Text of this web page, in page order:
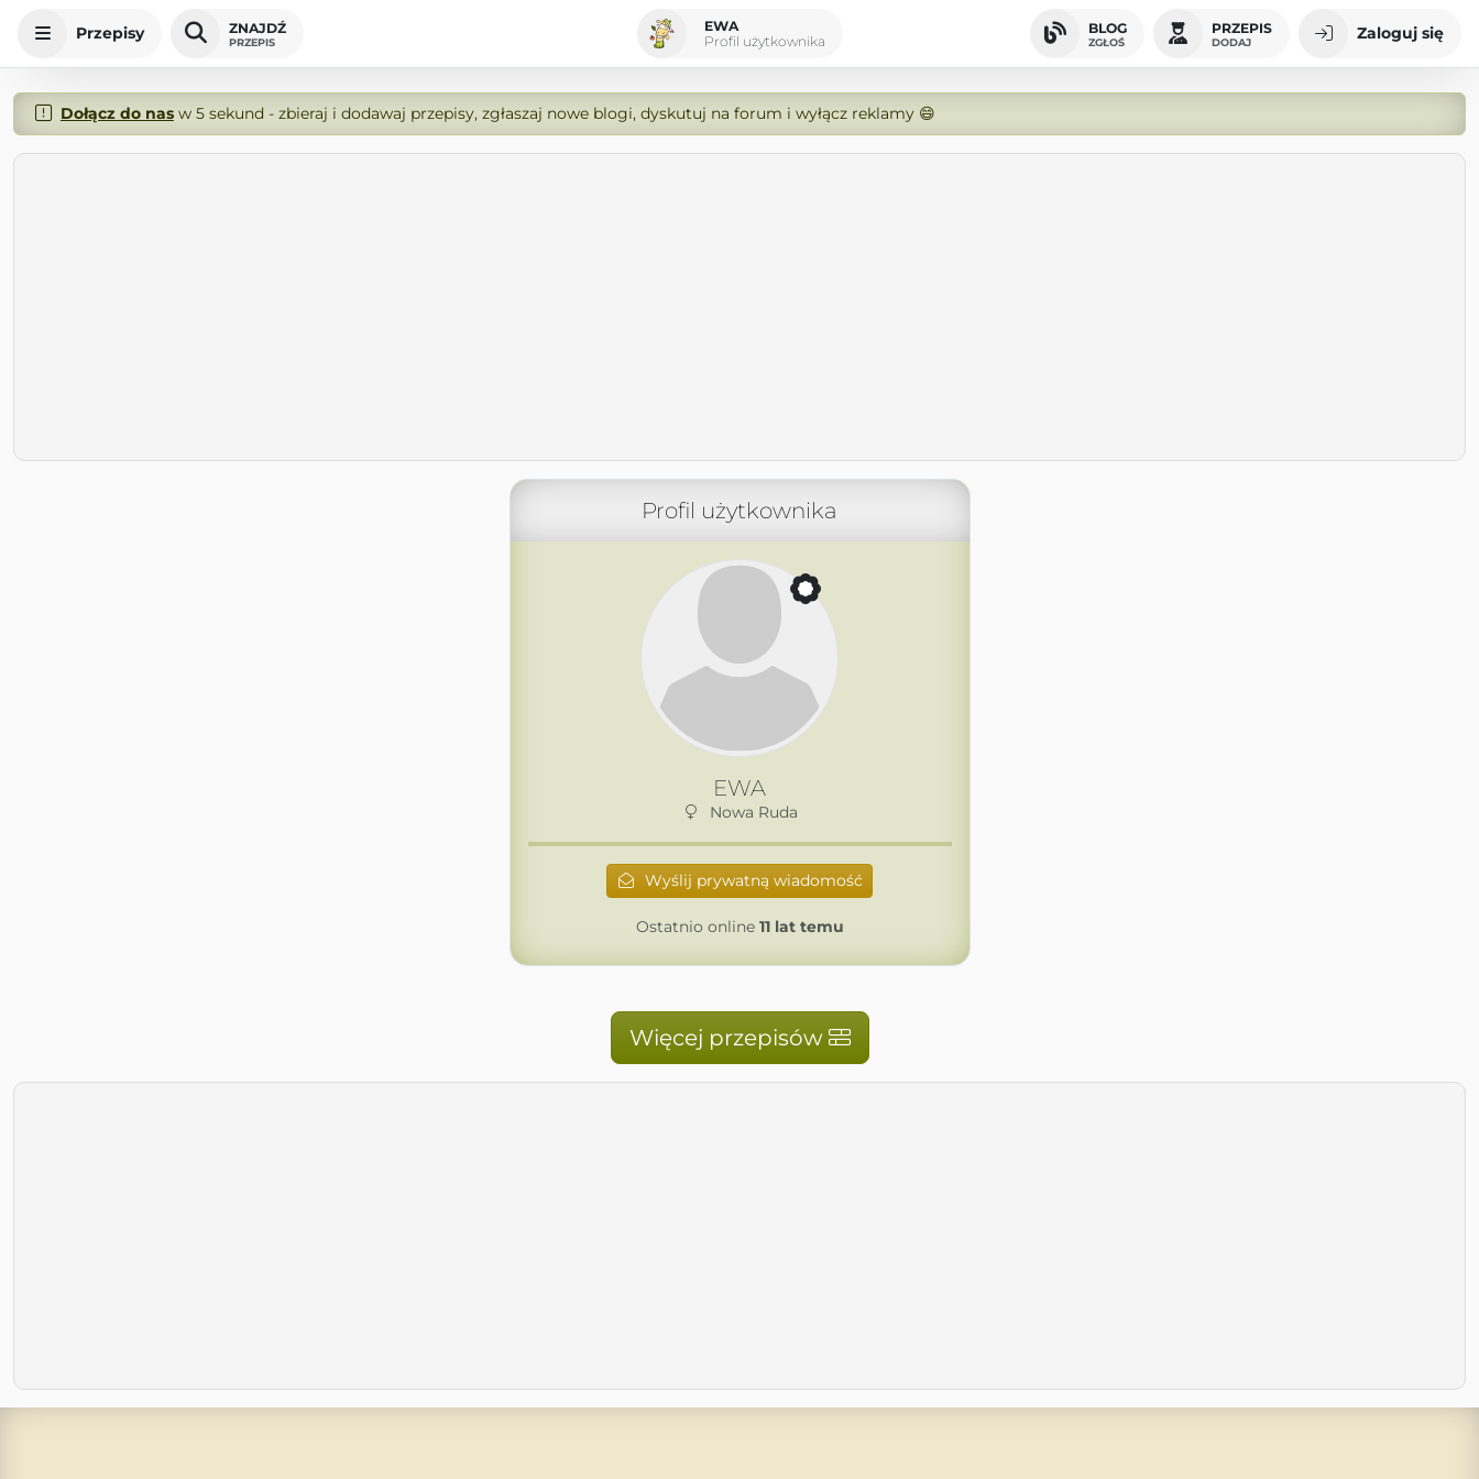
Przepisy ZNAJDŹ
PRZEPIS
EWA
Profil użytkownika
BLOG
ZGŁOŚ
PRZEPIS
DODAJ Zaloguj się
Dołącz do nasw 5 sekund - zbieraj i dodawaj przepisy, zgłaszaj nowe blogi, dyskutuj na forum i wyłącz reklamy 😄
Profil użytkownika
EWA
Nowa Ruda
Wyślij prywatną wiadomość
Ostatnio online 11 lat temu
Więcej przepisów